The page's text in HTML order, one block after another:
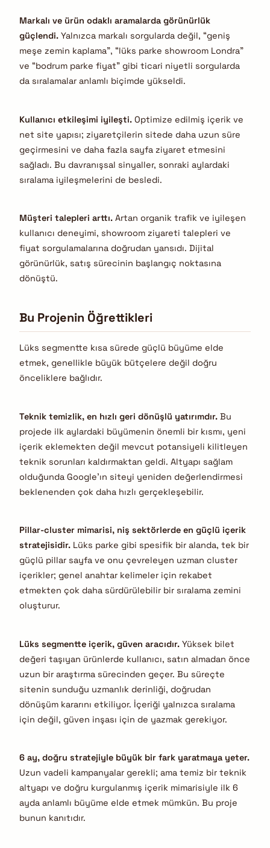
Markalı ve ürün odaklı aramalarda görünürlük
güçlendi. Yalnızca markalı sorgularda değil, “geniş
meşe zemin kaplama”, “lüks parke showroom Londra”
ve “bodrum parke fiyat” gibi ticari niyetli sorgularda
da sıralamalar anlamlı biçimde yükseldi.
Kullanıcı etkileşimi iyileşti. Optimize edilmiş içerik ve
net site yapısı; ziyaretçilerin sitede daha uzun süre
geçirmesini ve daha fazla sayfa ziyaret etmesini
sağladı. Bu davranışsal sinyaller, sonraki aylardaki
sıralama iyileşmelerini de besledi.
Müşteri talepleri arttı. Artan organik trafik ve iyileşen
kullanıcı deneyimi, showroom ziyareti talepleri ve
fiyat sorgulamalarına doğrudan yansıdı. Dijital
görünürlük, satış sürecinin başlangıç noktasına
dönüştü.
Bu Projenin Öğrettikleri
Lüks segmentte kısa sürede güçlü büyüme elde
etmek, genellikle büyük bütçelere değil doğru
önceliklere bağlıdır.
Teknik temizlik, en hızlı geri dönüşlü yatırımdır. Bu
projede ilk aylardaki büyümenin önemli bir kısmı, yeni
içerik eklemekten değil mevcut potansiyeli kilitleyen
teknik sorunları kaldırmaktan geldi. Altyapı sağlam
olduğunda Google’ın siteyi yeniden değerlendirmesi
beklenenden çok daha hızlı gerçekleşebilir.
Pillar-cluster mimarisi, niş sektörlerde en güçlü içerik
stratejisidir. Lüks parke gibi spesifik bir alanda, tek bir
güçlü pillar sayfa ve onu çevreleyen uzman cluster
içerikler; genel anahtar kelimeler için rekabet
etmekten çok daha sürdürülebilir bir sıralama zemini
oluşturur.
Lüks segmentte içerik, güven aracıdır. Yüksek bilet
değeri taşıyan ürünlerde kullanıcı, satın almadan önce
uzun bir araştırma sürecinden geçer. Bu süreçte
sitenin sunduğu uzmanlık derinliği, doğrudan
dönüşüm kararını etkiliyor. İçeriği yalnızca sıralama
için değil, güven inşası için de yazmak gerekiyor.
6 ay, doğru stratejiyle büyük bir fark yaratmaya yeter.
Uzun vadeli kampanyalar gerekli; ama temiz bir teknik
altyapı ve doğru kurgulanmış içerik mimarisiyle ilk 6
ayda anlamlı büyüme elde etmek mümkün. Bu proje
bunun kanıtıdır.